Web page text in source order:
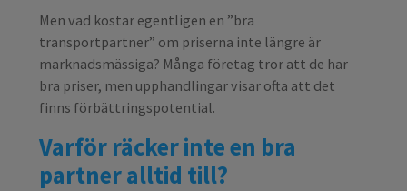
Men vad kostar egentligen en ”bra
transportpartner” om priserna inte längre är
marknadsmässiga? Många företag tror att de har
bra priser, men upphandlingar visar ofta att det
finns förbättringspotential.
Varför räcker inte en bra
partner alltid till?